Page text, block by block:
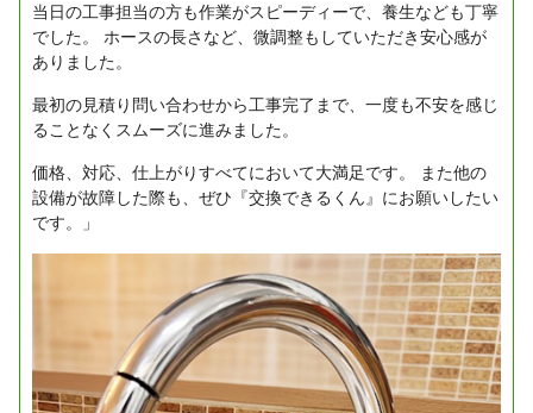
当日の工事担当の方も作業がスピーディーで、養生なども丁寧
でした。
ホースの長さなど、微調整もしていただき安心感が
ありました。
最初の見積り問い合わせから工事完了まで、一度も不安を感じ
ることなくスムーズに進みました。
価格、対応、仕上がりすべてにおいて大満足です。
また他の
設備が故障した際も、ぜひ『交換できるくん』にお願いしたい
です。」